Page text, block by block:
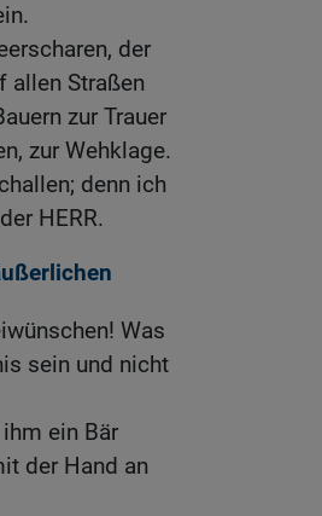
der
allen Straßen
zur Trauer
zur Wehklage.
denn ich
HERR.
Was
sein und nicht
ein Bär
der Hand an